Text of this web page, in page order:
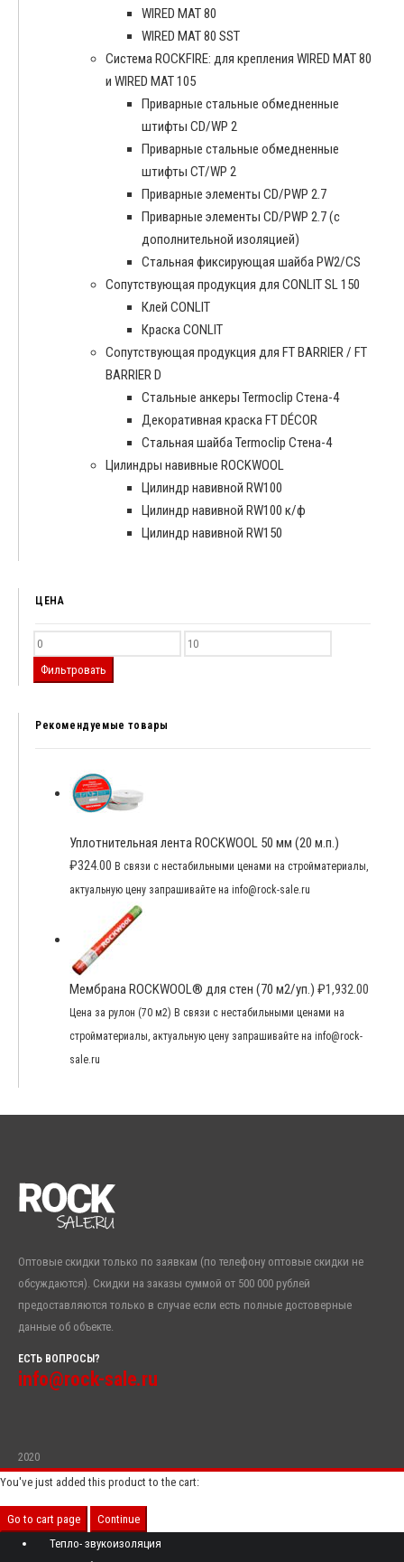
WIRED MAT 80
WIRED MAT 80 SST
Система ROCKFIRE: для крепления WIRED MAT 80
и WIRED MAT 105
Приварные стальные обмедненные
штифты CD/WP 2
Приварные стальные обмедненные
штифты CT/WP 2
Приварные элементы CD/PWP 2.7
Приварные элементы CD/PWP 2.7 (с
дополнительной изоляцией)
Стальная фиксирующая шайба PW2/CS
Сопутствующая продукция для CONLIT SL 150
Клей CONLIT
Краска CONLIT
Сопутствующая продукция для FT BARRIER / FT
BARRIER D
Cтальные анкеры Termoclip Стена-4
Декоративная краска FT DÉCOR
Стальная шайба Termoclip Стена-4
Цилиндры навивные ROCKWOOL
Цилиндр навивной RW100
Цилиндр навивной RW100 к/ф
Цилиндр навивной RW150
ЦЕНА
Фильтровать
Рекомендуемые товары
Уплотнительная лента ROCKWOOL 50 мм (20 м.п.)
₽324.00 В связи с нестабильными ценами на стройматериалы,
актуальную цену запрашивайте на info@rock-sale.ru
Мембрана ROCKWOOL® для стен (70 м2/уп.) ₽1,932.00
Цена за рулон (70 м2) В связи с нестабильными ценами на
стройматериалы, актуальную цену запрашивайте на info@rock-
sale.ru
Оптовые скидки только по заявкам (по телефону оптовые скидки не
обсуждаются). Скидки на заказы суммой от 500 000 рублей
предоставляются только в случае если есть полные достоверные
данные об объекте.
ЕСТЬ ВОПРОСЫ?
info@rock-sale.ru
2020
You've just added this product to the cart:
Go to cart page
Continue
Тепло- звукоизоляция